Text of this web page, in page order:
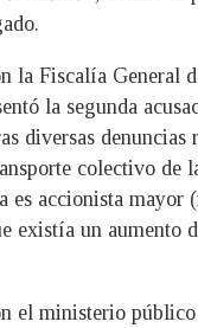
la Fiscalía General
la segunda
diversas denuncias
colectivo de
es accionista mayor
existía un aumento
el ministerio